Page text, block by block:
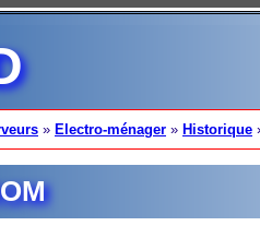
» Electro-ménager » Historique